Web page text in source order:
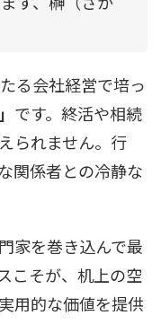
る会社経営で培っ
です。終活や相続
られません。行
関係者との冷静な
家を巻き込んで最
こそが、机上の空
用的な価値を提供